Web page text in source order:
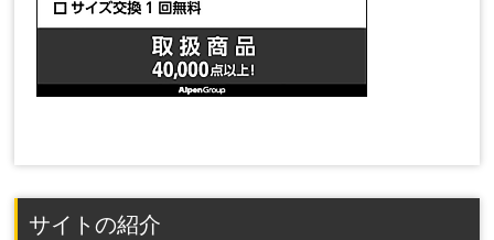
サイトの紹介